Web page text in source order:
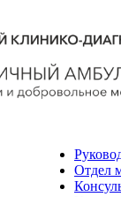
Отдел